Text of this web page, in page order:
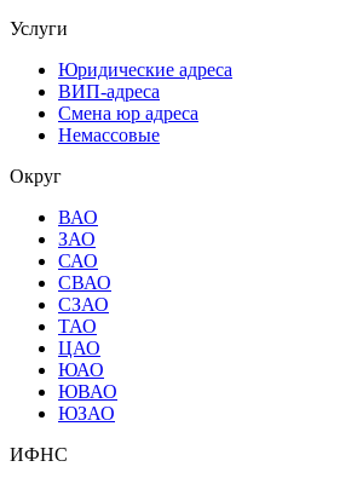
Услуги
Юридические адреса
ВИП-адреса
Смена юр адреса
Немассовые
Округ
ВАО
ЗАО
САО
СВАО
СЗАО
ТАО
ЦАО
ЮАО
ЮВАО
ЮЗАО
ИФНС